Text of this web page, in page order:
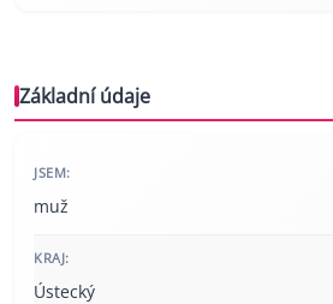
Základní údaje
JSEM:
muž
KRAJ:
Ústecký